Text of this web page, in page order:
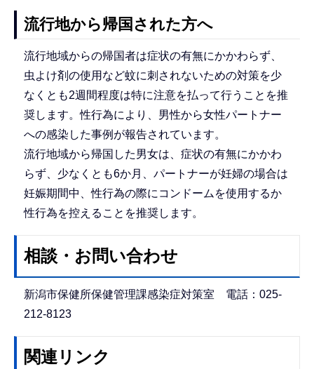
流行地から帰国された方へ
流行地域からの帰国者は症状の有無にかかわらず、
虫よけ剤の使用など蚊に刺されないための対策を少
なくとも2週間程度は特に注意を払って行うことを推
奨します。性行為により、男性から女性パートナー
への感染した事例が報告されています。
流行地域から帰国した男女は、症状の有無にかかわ
らず、少なくとも6か月、パートナーが妊婦の場合は
妊娠期間中、性行為の際にコンドームを使用するか
性行為を控えることを推奨します。
相談・お問い合わせ
新潟市保健所保健管理課感染症対策室 電話：025-
212-8123
関連リンク